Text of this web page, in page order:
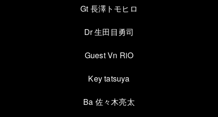
Gt 長澤トモヒロ
Dr 生田目勇司
Guest Vn RiO
Key tatsuya
Ba 佐々木亮太